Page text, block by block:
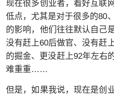
现在很多创业者，看好互联
低点，尤其是对于很多的80
的影响，他们往往默认自己
没有赶上60后做官、没有赶
的掘金、更没赶上92年左右
难重重……
但是，如果我说，现在是创